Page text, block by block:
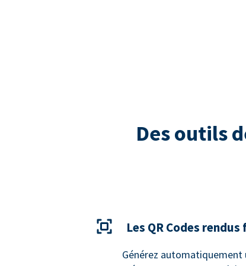
Des outils
Les QR Codes rendus
Générez automatiquement